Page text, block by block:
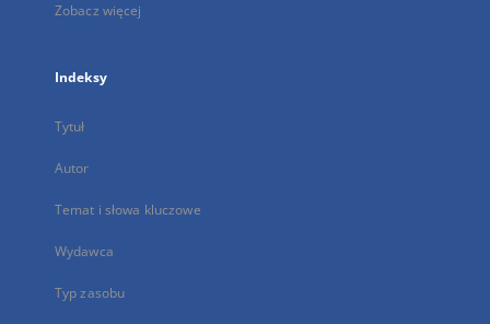
Zobacz więcej
Indeksy
Tytuł
Autor
Temat i słowa kluczowe
Wydawca
Typ zasobu